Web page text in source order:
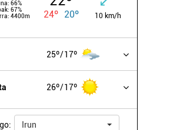
66%
67%
4400m 24º 20º 10 km/h
25º 17º
26º 17º
Irun